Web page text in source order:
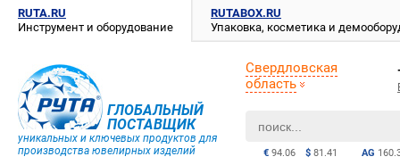
RUTA.RU
Инструмент и оборудование
RUTABOX.RU
Упаковка, косметика и
ГЛОБАЛЬНЫЙ
ПОСТАВЩИК
уникальных и ключевых продуктов для
производства ювелирных изделий
AG
€ 94.06 $ 81.41
Свердловская
область